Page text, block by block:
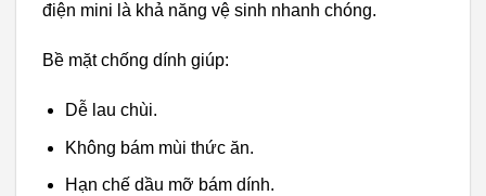
điện mini là khả năng vệ sinh nhanh chóng.
Bề mặt chống dính giúp:
Dễ lau chùi.
Không bám mùi thức ăn.
Hạn chế dầu mỡ bám dính.